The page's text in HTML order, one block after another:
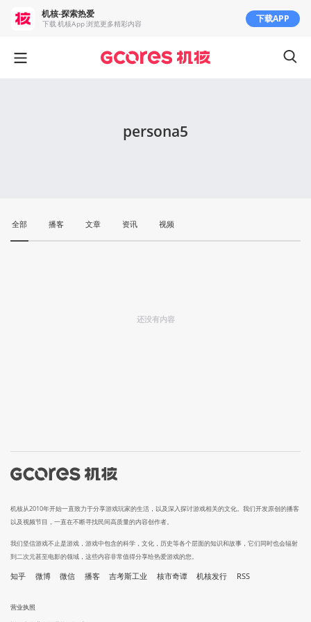
persona5
全部 播客 文章 资讯 视频
还没有内容
机核从2010年开始一直致力于分享游戏玩家的生活，以及深入探讨游戏相关的文化。我们开发原创的播客
以及视频节目，一直在不断寻找民间高质量的内容创作者。
我们坚信游戏不止是游戏，游戏中包含的科学，文化，历史等各个层面的知识和故事，它们同时也会辐射
到二次元甚至电影的领域，这些内容非常值得分享给热爱游戏的您。
知乎 微博 微信 播客 吉考斯工业 核市奇谭 机核发行 RSS
营业执照
机核-探索热爱
下载 机核App 浏览更多精彩内容 下载APP